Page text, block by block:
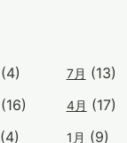
(4) 7月 (13)
(16) 4月 (17)
(4) 1月 (9)